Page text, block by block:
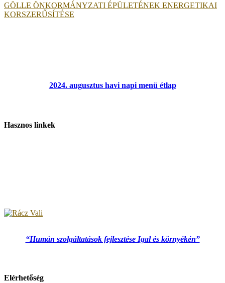
GÖLLE ÖNKORMÁNYZATI ÉPÜLETÉNEK ENERGETIKAI
KORSZERŰSÍTÉSE
2024. augusztus havi napi menü étlap
Hasznos linkek
“Humán szolgáltatások fejlesztése Igal és környékén”
Elérhetőség